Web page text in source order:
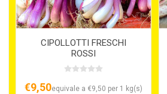
CIPOLLOTTI FRESCHI
ROSSI
€9,50equivale a €9,50 per 1 kg(s)